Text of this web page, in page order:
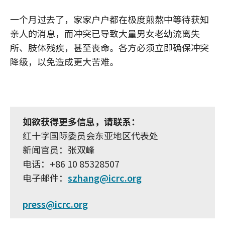
一个月过去了，家家户户都在极度煎熬中等待获知
亲人的消息，而冲突已导致大量男女老幼流离失
所、肢体残疾，甚至丧命。各方必须立即确保冲突
降级，以免造成更大苦难。
如欲获得更多信息，请联系：
红十字国际委员会东亚地区代表处
新闻官员：张双峰
电话：+86 10 85328507
电子邮件： szhang@icrc.org
press@icrc.org